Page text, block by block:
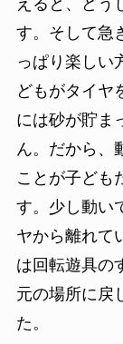
えると、どう
す。そして急
っぱり楽しい
どもがタイヤ
には砂が貯ま
ん。だから、
ことが子ども
す。少し動い
ヤから離れて
は回転遊具の
元の場所に戻
た。